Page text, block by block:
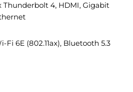
Thunderbolt 4, HDMI, Gigabit
Fi 6E (802.11ax), Bluetooth 5.3